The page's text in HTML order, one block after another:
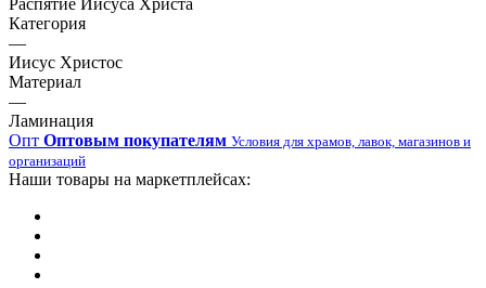
Распятие Иисуса Христа
Категория
—
Иисус Христос
Материал
—
Ламинация
Опт Оптовым покупателям Условия для храмов, лавок, магазинов и
организаций
Наши товары на маркетплейсах: